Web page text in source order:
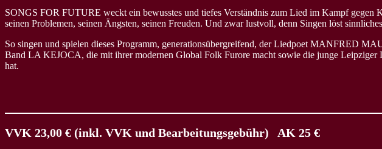
SONGS FOR FUTURE weckt ein bewusstes und tiefes Verständnis zum Lied im Kampf
seinen Problemen, seinen Ängsten, seinen Freuden. Und zwar lustvoll, denn Singen löst
So singen und spielen dieses Programm, generationsübergreifend, der Liedpoet MANFRED
Band LA KEJOCA, die mit ihrer modernen Global Folk Furore macht sowie die junge
hat.
VVK 23,00 € (inkl. VVK und Bearbeitungsgebühr) AK 25 €